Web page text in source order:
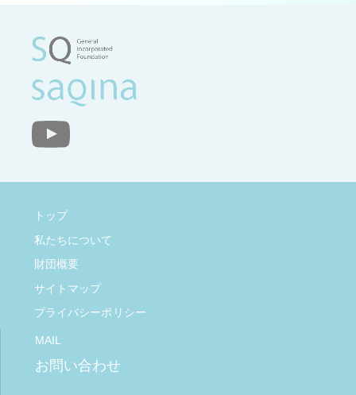
トップ
私たちについて
財団概要
サイトマップ
プライバシーポリシー
MAIL
お問い合わせ